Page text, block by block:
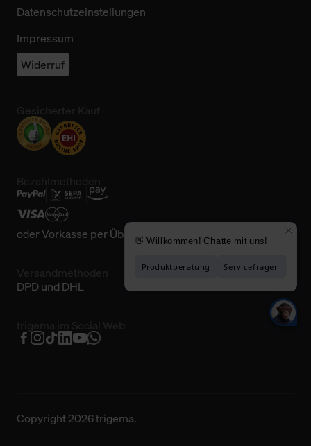
Datenschutzeinstellungen
Impressum
Widerruf
oderVorkasse per Überweisung
DPD und DHL
Copyright 2026 trigema.